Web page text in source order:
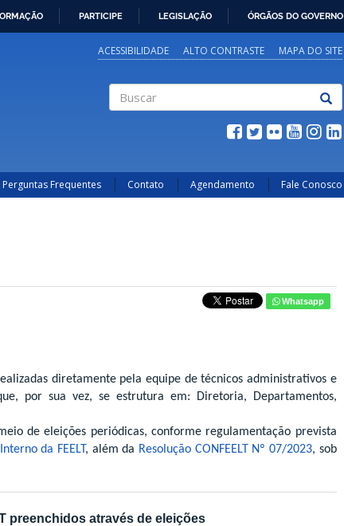
PARTICIPE LEGISLAÇÃO ÓRGÃOS DO GOVERNO
ACESSIBILIDADE ALTO CONTRASTE MAPA DO SITE
Perguntas Frequentes Contato Agendamento Fale Conosco
Whatsapp
diretamente pela equipe de técnicos administrativos e
por sua vez, se estrutura em: Diretoria, Departamentos,
de eleições periódicas, conforme regulamentação prevista
da FEELT, além da Resolução CONFEELT Nº 07/2023, sob
preenchidos através de eleições